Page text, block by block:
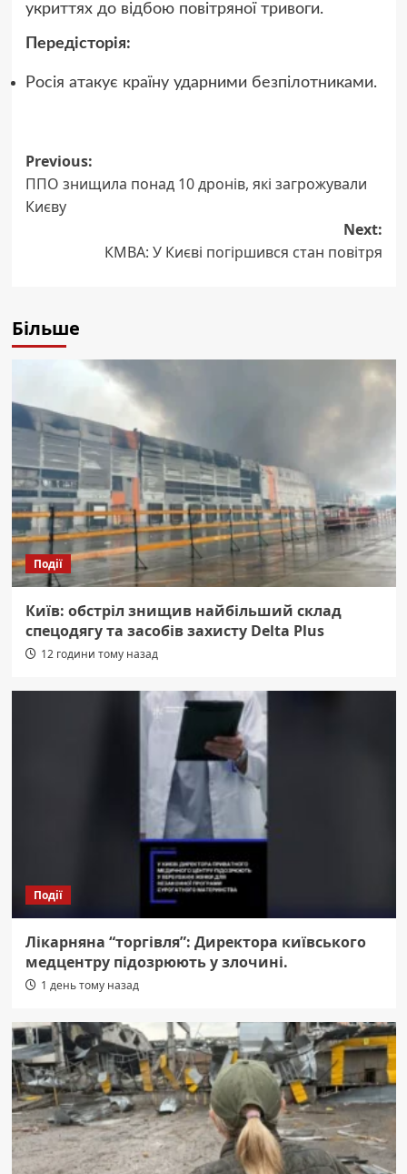
укриттях до відбою повітряної тривоги.
Передісторія:
Росія атакує країну ударними безпілотниками.
Post
navigation
Previous:
ППО знищила понад 10 дронів, які загрожували
Києву
Next:
КМВА: У Києві погіршився стан повітря
Більше
Події
Київ: обстріл знищив найбільший склад
спецодягу та засобів захисту Delta Plus
12 години тому назад
Події
Лікарняна “торгівля”: Директора київського
медцентру підозрюють у злочині.
1 день тому назад